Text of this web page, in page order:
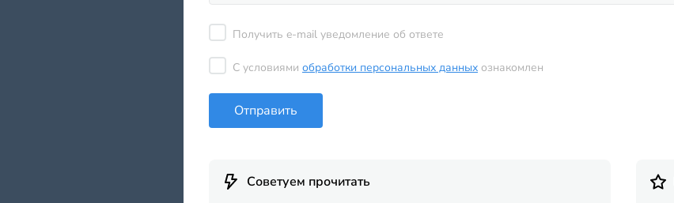
Получить e-mail уведомление об ответе
С условиями обработки персональных данных ознакомлен
Отправить
Советуем прочитать